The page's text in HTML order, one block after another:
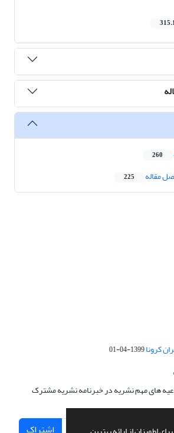
260
مقاله 225
کرونا1399-04-01
های مهم نشریه در خبرنامه نشریه مشترک